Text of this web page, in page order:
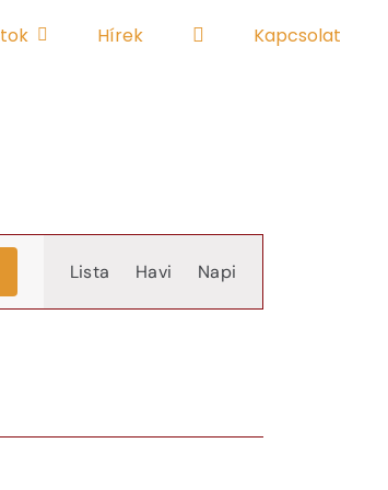
Hírek Kapcsolat
Event
Views
Lista Havi Napi